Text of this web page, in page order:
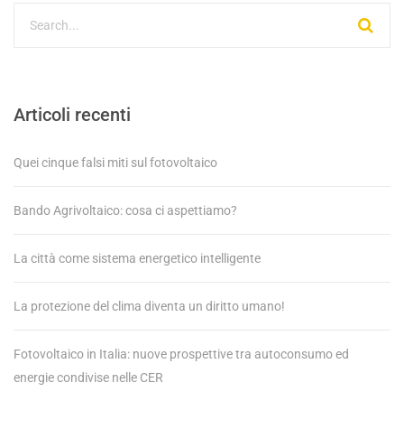
Articoli recenti
Quei cinque falsi miti sul fotovoltaico
Bando Agrivoltaico: cosa ci aspettiamo?
La città come sistema energetico intelligente
La protezione del clima diventa un diritto umano!
Fotovoltaico in Italia: nuove prospettive tra autoconsumo ed
energie condivise nelle CER